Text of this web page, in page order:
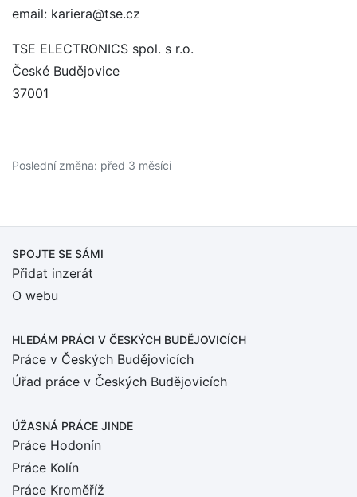
email: kariera@tse.cz
TSE ELECTRONICS spol. s r.o.
České Budějovice
37001
Poslední změna: před 3 měsíci
SPOJTE SE SÁMI
Přidat inzerát
O webu
HLEDÁM PRÁCI V ČESKÝCH BUDĚJOVICÍCH
Práce v Českých Budějovicích
Úřad práce v Českých Budějovicích
ÚŽASNÁ PRÁCE JINDE
Práce Hodonín
Práce Kolín
Práce Kroměříž